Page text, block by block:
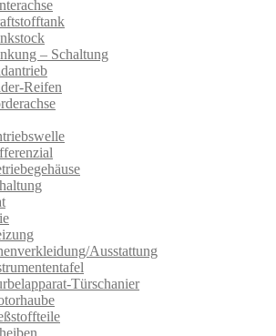
– Schaltung
Reifen
Ausstattung
Türschanier